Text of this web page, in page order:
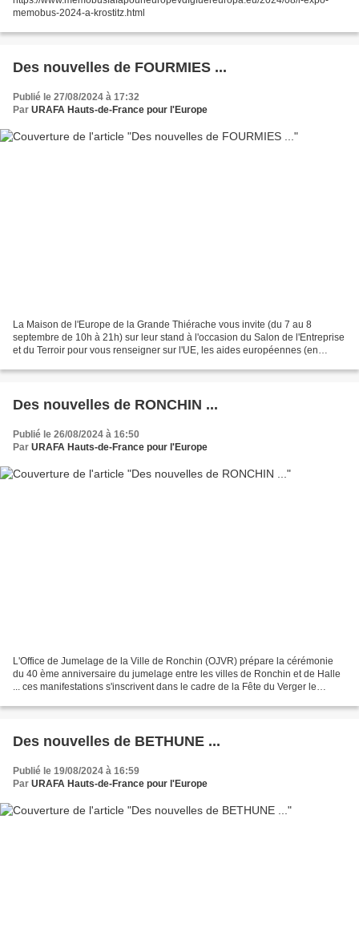
memobus-2024-a-krostitz.html
Des nouvelles de FOURMIES ...
Publié le 27/08/2024 à 17:32
Par URAFA Hauts-de-France pour l'Europe
La Maison de l'Europe de la Grande Thiérache vous invite (du 7 au 8
septembre de 10h à 21h) sur leur stand à l'occasion du Salon de l'Entreprise
et du Terroir pour vous renseigner sur l'UE, les aides européennes (en
Des nouvelles de RONCHIN ...
Publié le 26/08/2024 à 16:50
Par URAFA Hauts-de-France pour l'Europe
L'Office de Jumelage de la Ville de Ronchin (OJVR) prépare la cérémonie
du 40 ème anniversaire du jumelage entre les villes de Ronchin et de Halle
... ces manifestations s'inscrivent dans le cadre de la Fête du Verger le
Des nouvelles de BETHUNE ...
Publié le 19/08/2024 à 16:59
Par URAFA Hauts-de-France pour l'Europe